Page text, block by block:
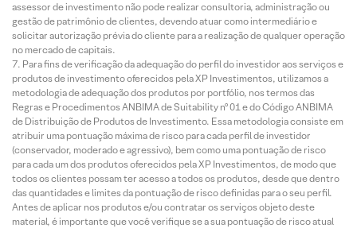
assessor de investimento não pode realizar consultoria, administração ou
gestão de patrimônio de clientes, devendo atuar como intermediário e
solicitar autorização prévia do cliente para a realização de qualquer operação
no mercado de capitais.
Para fins de verificação da adequação do perfil do investidor aos serviços e
produtos de investimento oferecidos pela XP Investimentos, utilizamos a
metodologia de adequação dos produtos por portfólio, nos termos das
Regras e Procedimentos ANBIMA de Suitability nº 01 e do Código ANBIMA
de Distribuição de Produtos de Investimento. Essa metodologia consiste em
atribuir uma pontuação máxima de risco para cada perfil de investidor
(conservador, moderado e agressivo), bem como uma pontuação de risco
para cada um dos produtos oferecidos pela XP Investimentos, de modo que
todos os clientes possam ter acesso a todos os produtos, desde que dentro
das quantidades e limites da pontuação de risco definidas para o seu perfil.
Antes de aplicar nos produtos e/ou contratar os serviços objeto deste
material, é importante que você verifique se a sua pontuação de risco atual